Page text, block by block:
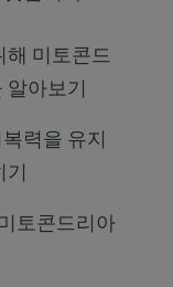
해 미토콘드
알아보기
력을 유지
기
토콘드리아